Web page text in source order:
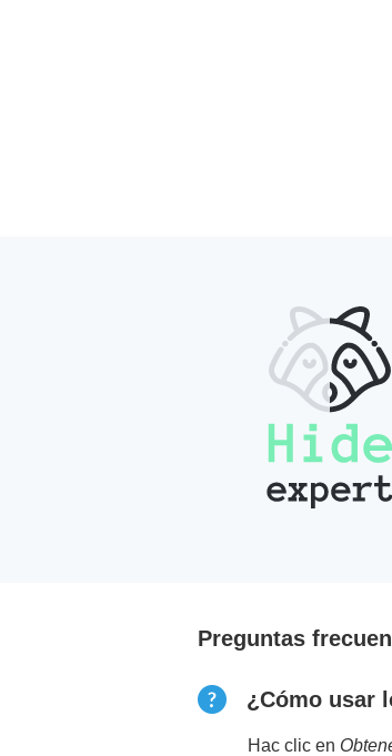
Preguntas
¿Cómo usar
Hac clic en